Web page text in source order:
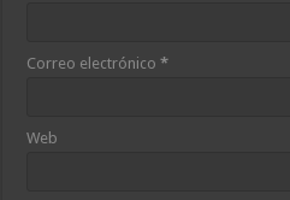
Correo electrónico*
Web